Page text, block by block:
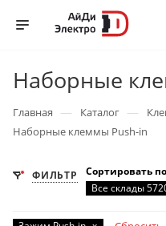
Наборные
Главная — Каталог —
Наборные клеммы Push-in
ФИЛЬТР
Сортировать
Все склады